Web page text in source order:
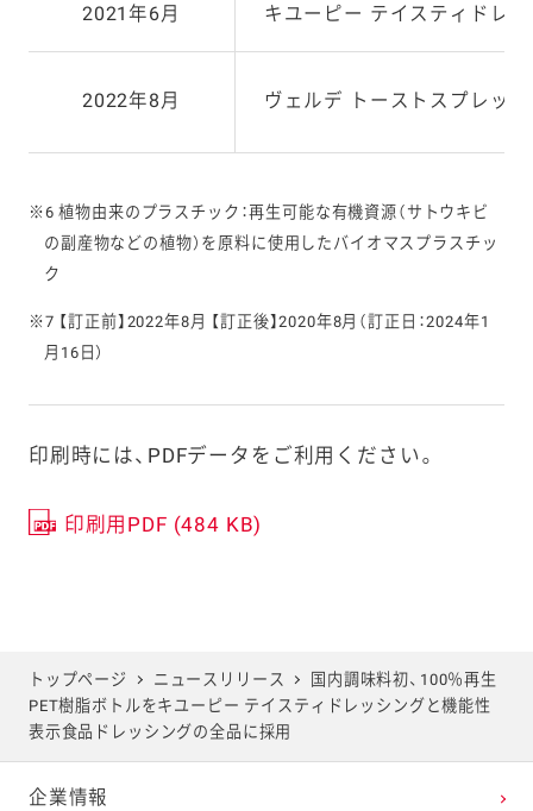
2021年6月 キユーピー テイスティドレ
2022年8月 ヴェルデ トーストスプレッ
※6 植物由来のプラスチック：再生可能な有機資源（サトウキビ
の副産物などの植物）を原料に使用したバイオマスプラスチッ
ク
※7 【訂正前】2022年8月 【訂正後】2020年8月（訂正日：2024年1
月16日）
印刷時には、PDFデータをご利用ください。
印刷用PDF (484 KB)
トップページ ニュースリリース
国内調味料初、100％再生
PET樹脂ボトルをキユーピー テイスティドレッシングと機能性
表示食品ドレッシングの全品に採用
企業情報